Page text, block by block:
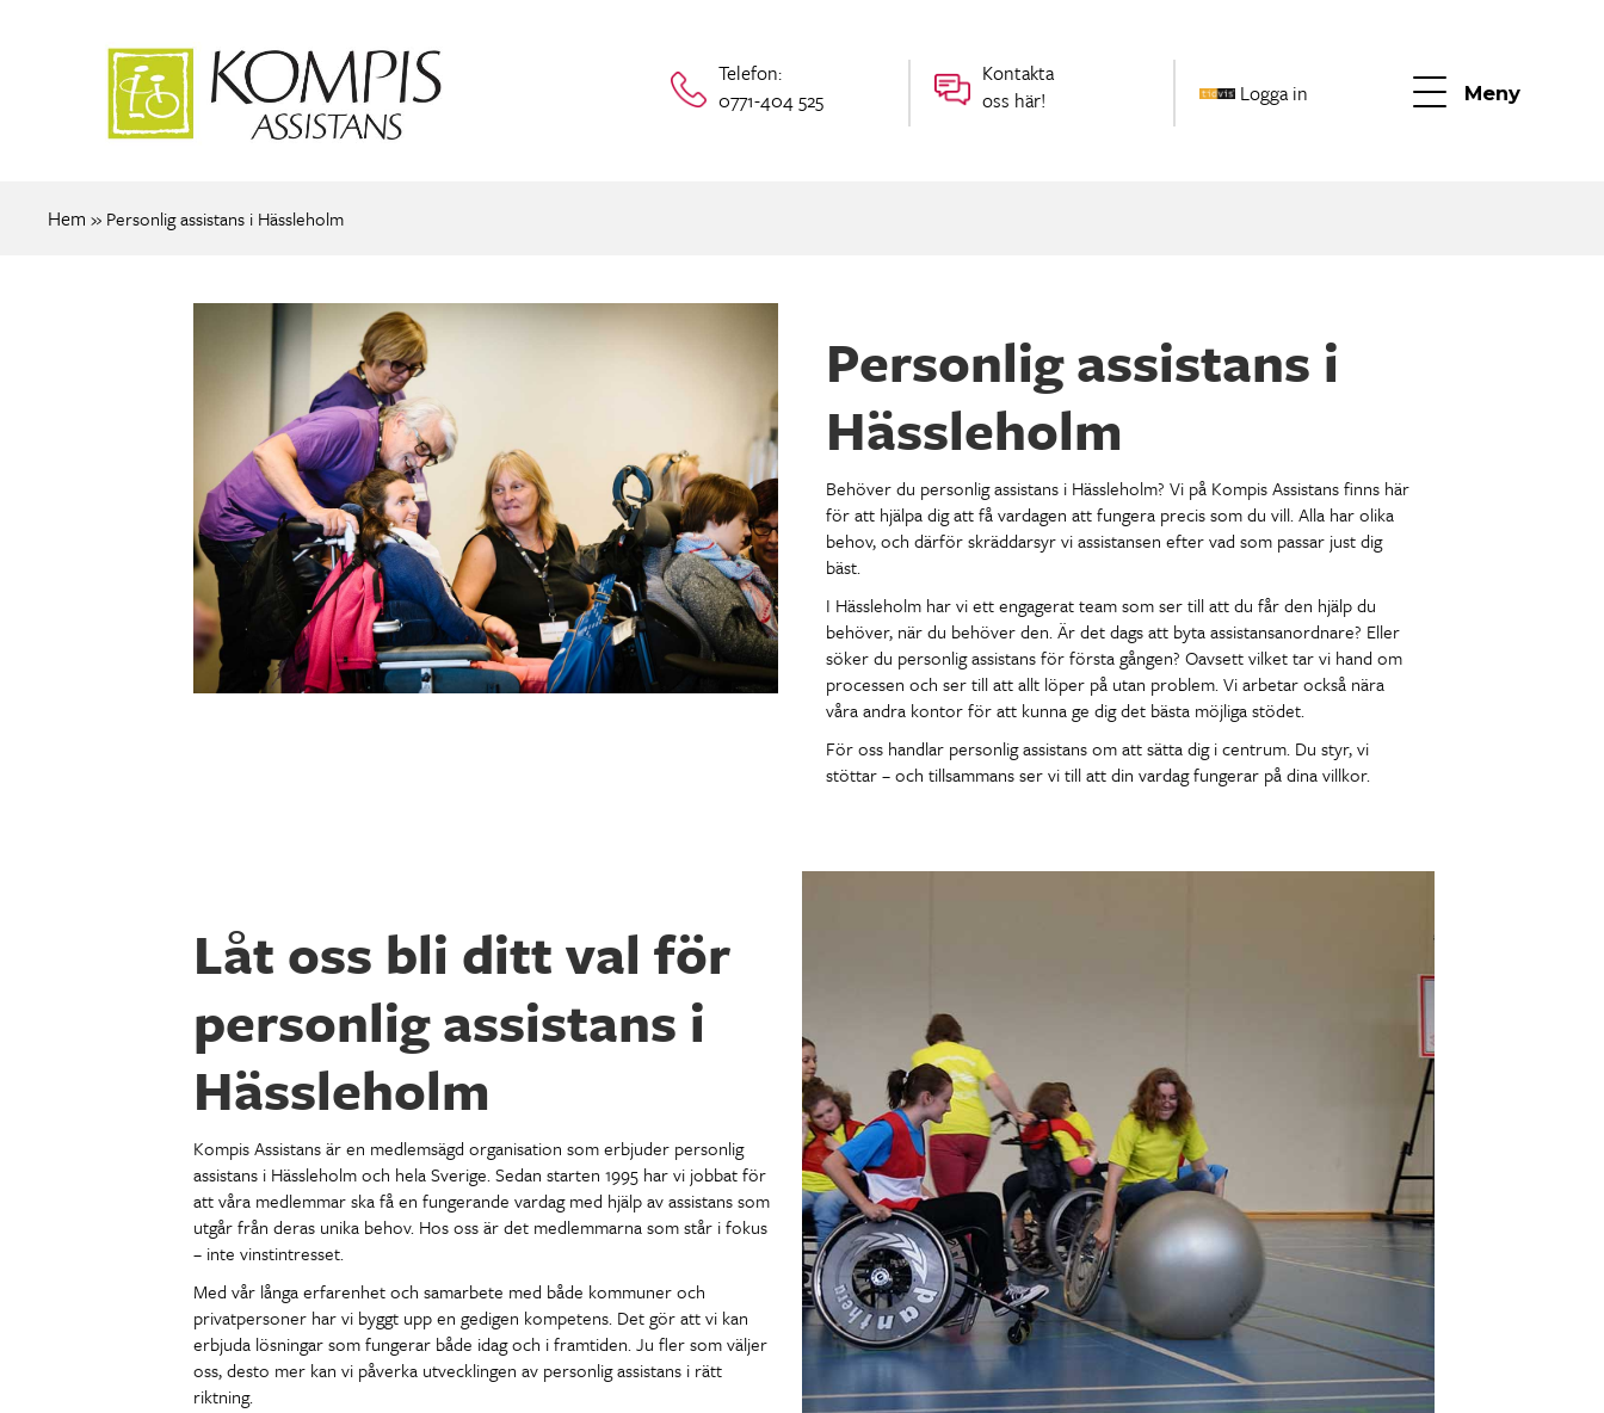
Telefon:
0771-404 525
Kontakta
oss här!
Logga in Meny
Hem » Personlig assistans i Hässleholm
Personlig assistans i
Hässleholm
Behöver du personlig assistans i Hässleholm? Vi på Kompis Assistans finns här
för att hjälpa dig att få vardagen att fungera precis som du vill. Alla har olika
behov, och därför skräddarsyr vi assistansen efter vad som passar just dig
bäst.
I Hässleholm har vi ett engagerat team som ser till att du får den hjälp du
behöver, när du behöver den. Är det dags att byta assistansanordnare? Eller
söker du personlig assistans för första gången? Oavsett vilket tar vi hand om
processen och ser till att allt löper på utan problem. Vi arbetar också nära
våra andra kontor för att kunna ge dig det bästa möjliga stödet.
För oss handlar personlig assistans om att sätta dig i centrum. Du styr, vi
stöttar – och tillsammans ser vi till att din vardag fungerar på dina villkor.
Låt oss bli ditt val för
personlig assistans i
Hässleholm
Kompis Assistans är en medlemsägd organisation som erbjuder personlig
assistans i Hässleholm och hela Sverige. Sedan starten 1995 har vi jobbat för
att våra medlemmar ska få en fungerande vardag med hjälp av assistans som
utgår från deras unika behov. Hos oss är det medlemmarna som står i fokus
– inte vinstintresset.
Med vår långa erfarenhet och samarbete med både kommuner och
privatpersoner har vi byggt upp en gedigen kompetens. Det gör att vi kan
erbjuda lösningar som fungerar både idag och i framtiden. Ju fler som väljer
oss, desto mer kan vi påverka utvecklingen av personlig assistans i rätt
riktning.